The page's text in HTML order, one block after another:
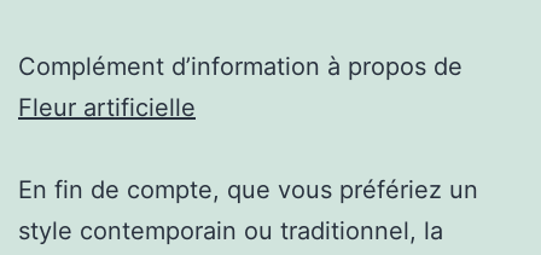
Complément d’information à propos de
Fleur artificielle
En fin de compte, que vous préfériez un
style contemporain ou traditionnel, la